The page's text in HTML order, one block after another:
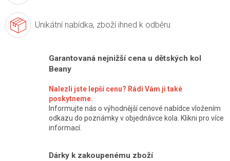
Unikátní nabídka, zboží ihned k odběru
Garantovaná nejnižší cena u dětských kol
Beany
Nalezli jste lepší cenu? Rádi Vám ji také
poskytneme.
Informujte nás o výhodnější cenové nabídce vložením
odkazu do poznámky v objednávce kola. Klikni pro více
informací.
Dárky k zakoupenému zboží